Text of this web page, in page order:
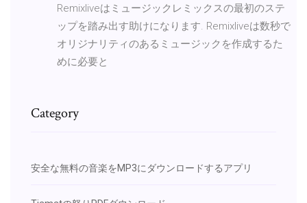
Remixliveはミュージックレミックスの最初のステ
ップを踏み出す助けになります. Remixliveは数秒で
オリジナリティのあるミュージックを作成するた
めに必要と
Category
安全な無料の音楽をMP3にダウンロードするアプリ